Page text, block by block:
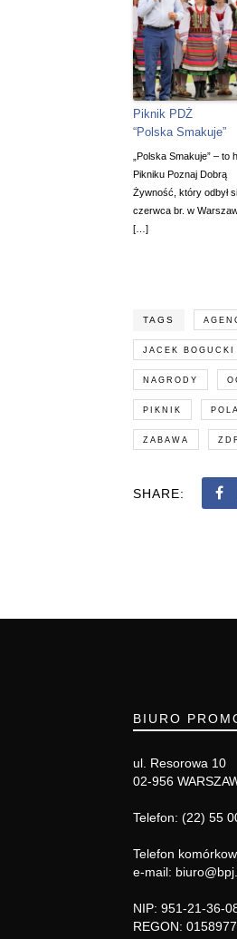
Piknik PDŻ
“Polska Smakuje”
„Polska Smakuje” – to
Pikniku Poznaj Dobrą
Żywność, który odbył
czerwca br. w
[…]
TAGS
JACEK BOGUCKI
NAGRODY
PIKNIK
ZABAWA
SHARE:
BIURO
ul. Resorowa 10
02-956
Telefon: (22) 55
Telefon
e-mail:
NIP: 951-21-36-
REGON: